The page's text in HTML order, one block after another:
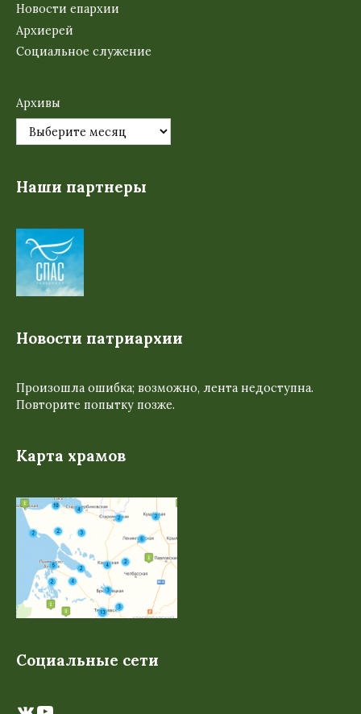
Новости епархии
Архиерей
Социальное служение
Архивы
Наши партнеры
Новости патриархии
Произошла ошибка; возможно, лента недоступна.
Повторите попытку позже.
Карта храмов
Социальные сети